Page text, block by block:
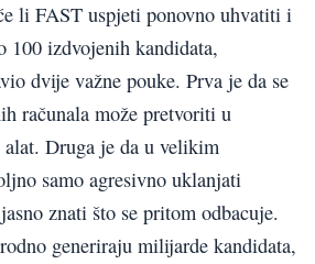
li FAST uspjeti ponovno uhvatiti i
100 izdvojenih kandidata,
dvije važne pouke. Prva je da se
računala može pretvoriti u
Druga je da u velikim
samo agresivno uklanjati
znati što se pritom odbacuje.
generiraju milijarde kandidata,